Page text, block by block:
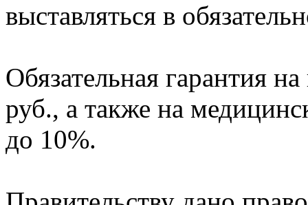
выставляться в
Обязательная гарантия
руб., а также на
до 10%.